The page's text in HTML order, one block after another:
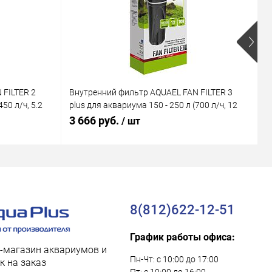
2
л/ч, 5.2
Внутренний фильтр AQUAEL FAN FILTER 3
plus для аквариума 150 - 250 л (700 л/ч, 12
Вт)
3 666 руб. / шт
магазин аквариумов и
на заказ
8(812)622-12-51
График работы офиса:
Пн-Чт: с 10:00 до 17:00